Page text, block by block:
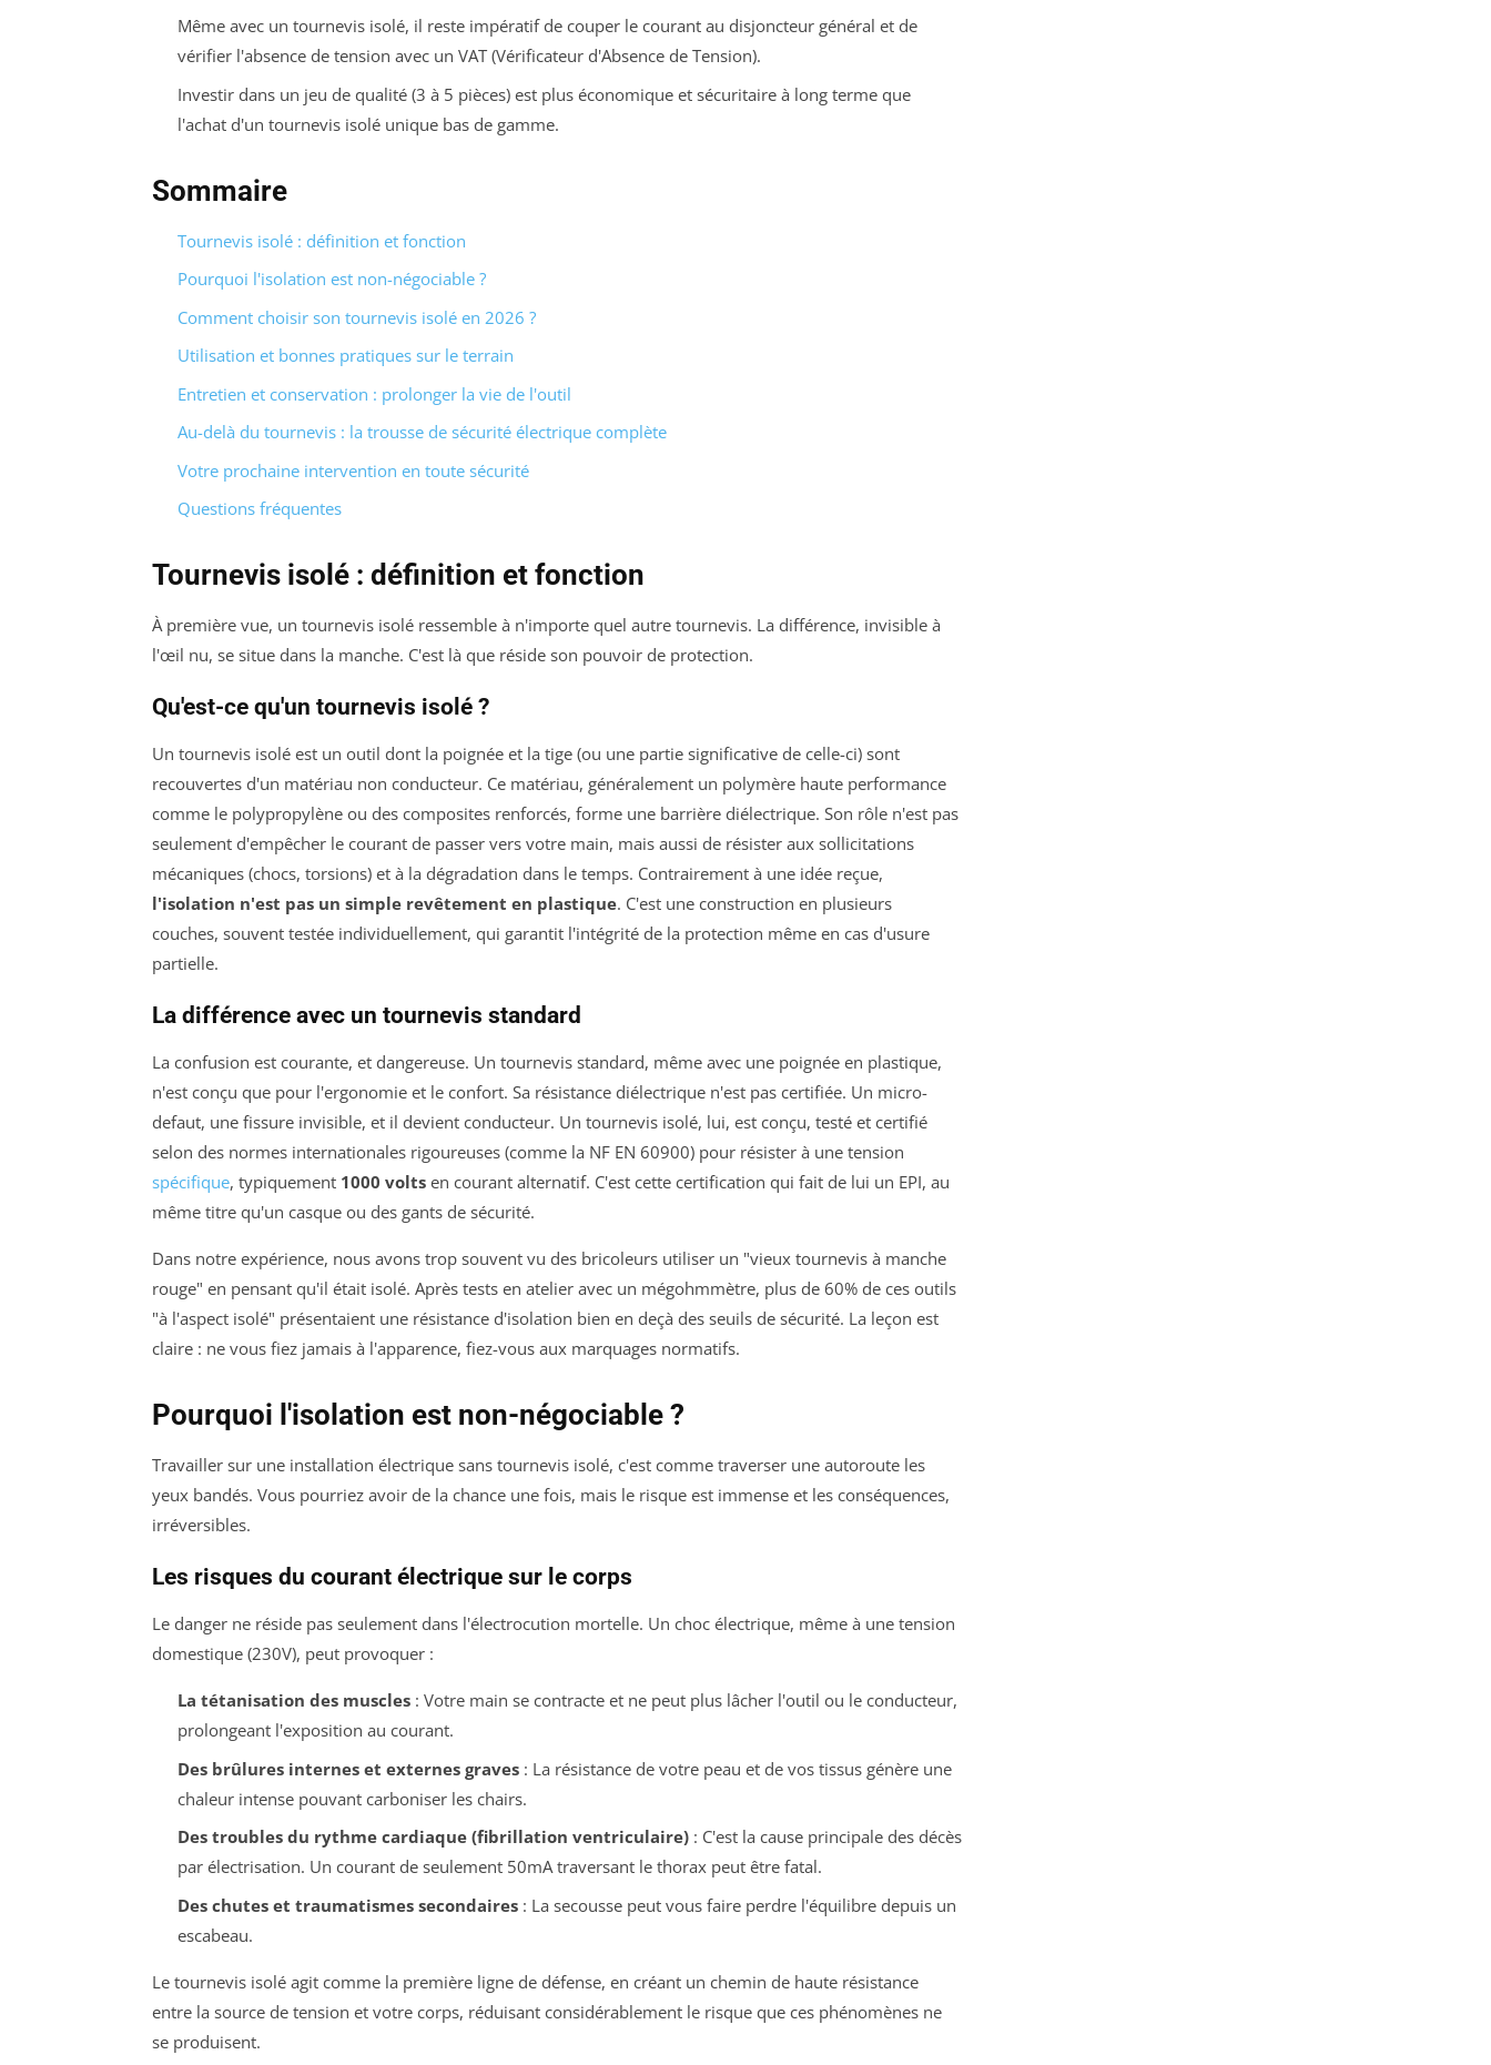
Même avec un tournevis isolé, il reste impératif de couper le courant au disjoncteur général et de
vérifier l'absence de tension avec un VAT (Vérificateur d'Absence de Tension).
Investir dans un jeu de qualité (3 à 5 pièces) est plus économique et sécuritaire à long terme que
l'achat d'un tournevis isolé unique bas de gamme.
Sommaire
Tournevis isolé : définition et fonction
Pourquoi l'isolation est non-négociable ?
Comment choisir son tournevis isolé en 2026 ?
Utilisation et bonnes pratiques sur le terrain
Entretien et conservation : prolonger la vie de l'outil
Au-delà du tournevis : la trousse de sécurité électrique complète
Votre prochaine intervention en toute sécurité
Questions fréquentes
Tournevis isolé : définition et fonction
À première vue, un tournevis isolé ressemble à n'importe quel autre tournevis. La différence, invisible à
l'œil nu, se situe dans la manche. C'est là que réside son pouvoir de protection.
Qu'est-ce qu'un tournevis isolé ?
Un tournevis isolé est un outil dont la poignée et la tige (ou une partie significative de celle-ci) sont
recouvertes d'un matériau non conducteur. Ce matériau, généralement un polymère haute performance
comme le polypropylène ou des composites renforcés, forme une barrière diélectrique. Son rôle n'est pas
seulement d'empêcher le courant de passer vers votre main, mais aussi de résister aux sollicitations
mécaniques (chocs, torsions) et à la dégradation dans le temps. Contrairement à une idée reçue,
l'isolation n'est pas un simple revêtement en plastique. C'est une construction en plusieurs
couches, souvent testée individuellement, qui garantit l'intégrité de la protection même en cas d'usure
partielle.
La différence avec un tournevis standard
La confusion est courante, et dangereuse. Un tournevis standard, même avec une poignée en plastique,
n'est conçu que pour l'ergonomie et le confort. Sa résistance diélectrique n'est pas certifiée. Un micro-
defaut, une fissure invisible, et il devient conducteur. Un tournevis isolé, lui, est conçu, testé et certifié
selon des normes internationales rigoureuses (comme la NF EN 60900) pour résister à une tension
spécifique, typiquement 1000 volts en courant alternatif. C'est cette certification qui fait de lui un EPI, au
même titre qu'un casque ou des gants de sécurité.
Dans notre expérience, nous avons trop souvent vu des bricoleurs utiliser un "vieux tournevis à manche
rouge" en pensant qu'il était isolé. Après tests en atelier avec un mégohmmètre, plus de 60% de ces outils
"à l'aspect isolé" présentaient une résistance d'isolation bien en deçà des seuils de sécurité. La leçon est
claire : ne vous fiez jamais à l'apparence, fiez-vous aux marquages normatifs.
Pourquoi l'isolation est non-négociable ?
Travailler sur une installation électrique sans tournevis isolé, c'est comme traverser une autoroute les
yeux bandés. Vous pourriez avoir de la chance une fois, mais le risque est immense et les conséquences,
irréversibles.
Les risques du courant électrique sur le corps
Le danger ne réside pas seulement dans l'électrocution mortelle. Un choc électrique, même à une tension
domestique (230V), peut provoquer :
La tétanisation des muscles: Votre main se contracte et ne peut plus lâcher l'outil ou le conducteur,
prolongeant l'exposition au courant.
Des brûlures internes et externes graves: La résistance de votre peau et de vos tissus génère une
chaleur intense pouvant carboniser les chairs.
Des troubles du rythme cardiaque (fibrillation ventriculaire): C'est la cause principale des décès
par électrisation. Un courant de seulement 50mA traversant le thorax peut être fatal.
Des chutes et traumatismes secondaires: La secousse peut vous faire perdre l'équilibre depuis un
escabeau.
Le tournevis isolé agit comme la première ligne de défense, en créant un chemin de haute résistance
entre la source de tension et votre corps, réduisant considérablement le risque que ces phénomènes ne
se produisent.